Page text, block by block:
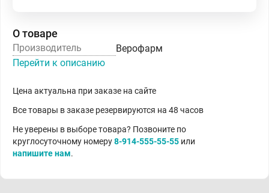
О товаре
Производитель
Верофарм
Перейти к описанию
Цена актуальна при заказе на сайте
Все товары в заказе резервируются на 48 часов
Не уверены в выборе товара? Позвоните по
круглосуточному номеру8-914-555-55-55 или
напишите нам.